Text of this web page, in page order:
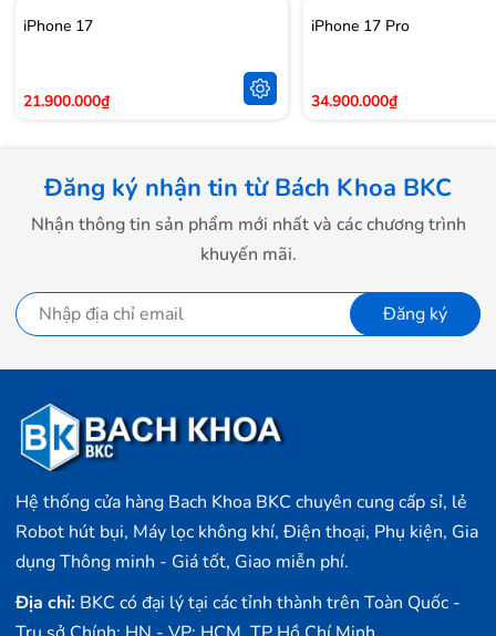
iPhone 17
21.900.000₫
iPhone 17 Pro
34.900.000₫
Đăng ký nhận tin từ Bách Khoa BKC
Nhận thông tin sản phẩm mới nhất và các chương trình
khuyến mãi.
Đăng ký
Hệ thống cửa hàng Bach Khoa BKC chuyên cung cấp sỉ, lẻ
Robot hút bụi, Máy lọc không khí, Điện thoại, Phụ kiện, Gia
dụng Thông minh - Giá tốt, Giao miễn phí.
Địa chỉ: BKC có đại lý tại các tỉnh thành trên Toàn Quốc -